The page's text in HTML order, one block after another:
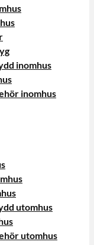
inomhus
inomhus
utomhus
utomhus